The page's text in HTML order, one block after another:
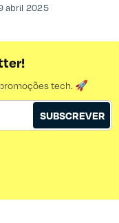
abril 2025
tech. 🚀
SUBSCREVER